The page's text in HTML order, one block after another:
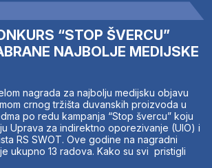
“STOP ŠVERCU”
NAJBOLJE MEDIJSKE
nagrada za najbolju medijsku objavu
crnog tržišta duvanskih proizvoda u
po redu kampanja “Stop švercu” koju
Uprava za indirektno oporezivanje (UIO) i
RS SWOT. Ove godine na nagradni
ukupno 13 radova. Kako su svi pristigli